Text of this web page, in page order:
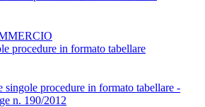
procedure in formato tabellare
singole procedure in formato tabellare -
n. 190/2012